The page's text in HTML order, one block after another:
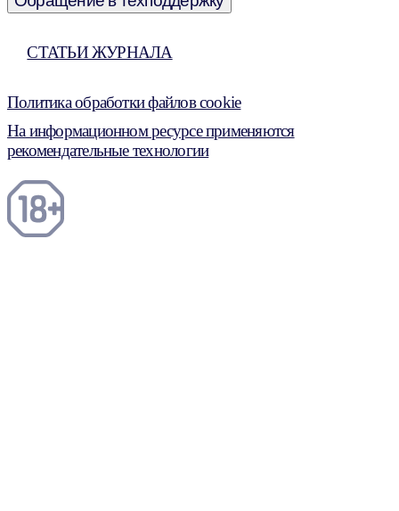
СТАТЬИ ЖУРНАЛА
Политика обработки файлов cookie
На информационном ресурсе применяются
рекомендательные технологии